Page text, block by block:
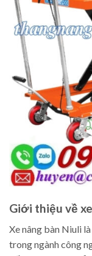
Giới thiệu về
Xe nâng bàn Niuli
trong ngành công